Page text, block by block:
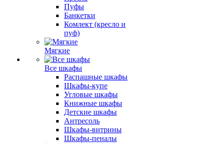
Пуфы
Банкетки
Комлект (кресло и
пуф)
Мягкие
Все шкафы
Распашные шкафы
Шкафы-купе
Угловые шкафы
Книжные шкафы
Детские шкафы
Антресоль
Шкафы-витрины
Шкафы-пеналы